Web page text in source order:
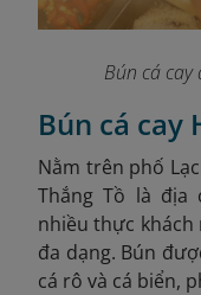
Bún cá
Bún cá cay
Nằm trên phố
Thắng Tồ là
nhiều thực
đa dạng. Bún
cá rô và cá biển,